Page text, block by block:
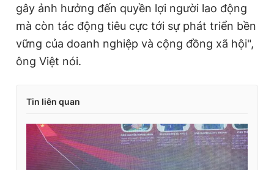
gây ảnh hưởng đến quyền lợi người lao động
mà còn tác động tiêu cực tới sự phát triển bền
vững của doanh nghiệp và cộng đồng xã hội",
ông Việt nói.
Tin liên quan